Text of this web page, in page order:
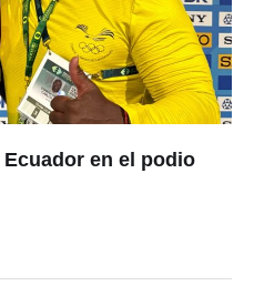
en el podio